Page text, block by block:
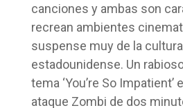
canciones y ambas son
recrean ambientes
suspense muy de la
estadounidense. Un
tema ‘You’re So
ataque Zombi de dos